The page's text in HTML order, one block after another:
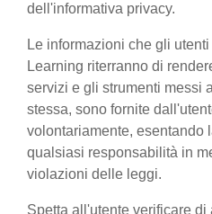
dell'informativa privacy.
Le informazioni che gli
Learning riterranno di
servizi e gli strumenti messi
stessa, sono fornite
volontariamente, esentando
qualsiasi responsabilità in
violazioni delle leggi.
Spetta all'utente verificare di